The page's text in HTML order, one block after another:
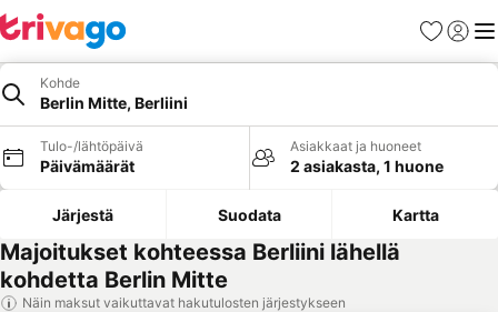
Suosikit
Kohde
Berlin Mitte, Berliini
Tulo-/lähtöpäivä
Päivämäärät
Asiakkaat ja huoneet
2 asiakasta, 1 huone
Järjestä Suodata Kartta
Majoitukset kohteessa Berliini lähellä
kohdetta Berlin Mitte
Näin maksut vaikuttavat hakutulosten järjestykseen